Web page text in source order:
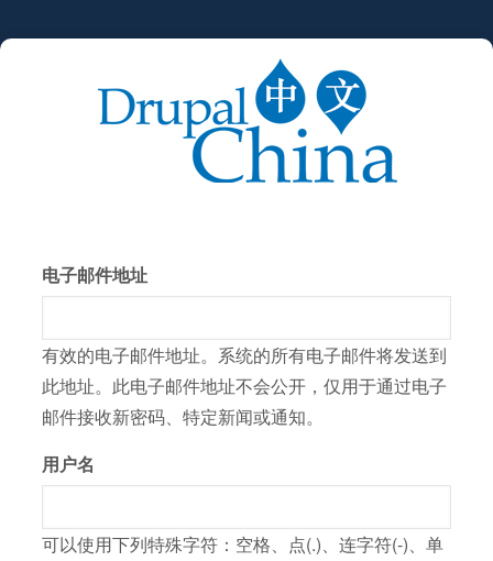
跳
电子邮件地址
有效的电子邮件地址。系统的所有电子邮件将发送到
此地址。此电子邮件地址不会公开，仅用于通过电子
邮件接收新密码、特定新闻或通知。
用户名
可以使用下列特殊字符：空格、点(.)、连字符(-)、单